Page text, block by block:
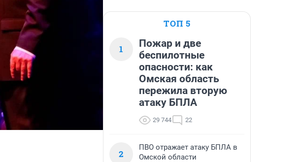
ТОП 5
1
Пожар и две
беспилотные
опасности: как
Омская область
пережила вторую
атаку БПЛА
29 744 22
2
ПВО отражает атаку БПЛА в
Омской области